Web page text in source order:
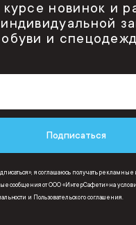
курсе новинок и
и
Подписаться
я соглашаюсь получать
сообщения от ООО «ИнтерСафети» на
и Пользовательского соглашения.